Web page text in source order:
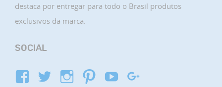
destaca por entregar para todo o Brasil produtos
exclusivos da marca.
SOCIAL